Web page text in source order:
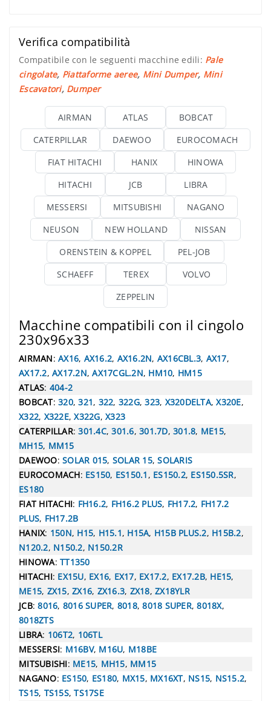
Verifica compatibilità
Compatibile con le seguenti macchine edili: Pale
cingolate, Piattaforme aeree, Mini Dumper, Mini
Escavatori, Dumper
AIRMAN ATLAS
BOBCAT
CATERPILLAR
DAEWOO
EUROCOMACH
FIAT HITACHI
HANIX
HINOWA
HITACHI
JCB
LIBRA
MESSERSI
MITSUBISHI
NAGANO
NEUSON
NEW HOLLAND
NISSAN
ORENSTEIN & KOPPEL
PEL-JOB
SCHAEFF
TEREX
VOLVO
ZEPPELIN
Macchine compatibili con il cingolo
230x96x33
AIRMAN: AX16, AX16.2, AX16.2N, AX16CBL.3, AX17,
AX17.2, AX17.2N,AX17CGL.2N, HM10, HM15
ATLAS: 404-2
BOBCAT: 320,321, 322, 322G,323, X320DELTA,X320E,
X322, X322E,X322G, X323
CATERPILLAR:301.4C,301.6, 301.7D, 301.8, ME15,
MH15, MM15
DAEWOO: SOLAR 015, SOLAR 15,SOLARIS
EUROCOMACH: ES150, ES150.1 , ES150.2, ES150.5SR,
ES180
FIAT HITACHI: FH16.2, FH16.2 PLUS, FH17.2, FH17.2
PLUS, FH17.2B
HANIX: 150N, H15, H15.1, H15A, H15B PLUS.2, H15B.2,
N120.2, N150.2, N150.2R
HINOWA: TT1350
HITACHI: EX15U, EX16, EX17, EX17.2, EX17.2B, HE15,
ME15, ZX15, ZX16, ZX16.3, ZX18, ZX18YLR
JCB:8016, 8016 SUPER, 8018,8018 SUPER,8018X,
8018ZTS
LIBRA: 106T2, 106TL
MESSERSI: M16BV, M16U, M18BE
MITSUBISHI: ME15, MH15, MM15
NAGANO: ES150, ES180, MX15, MX16XT, NS15, NS15.2,
TS15, TS15S,TS17SE